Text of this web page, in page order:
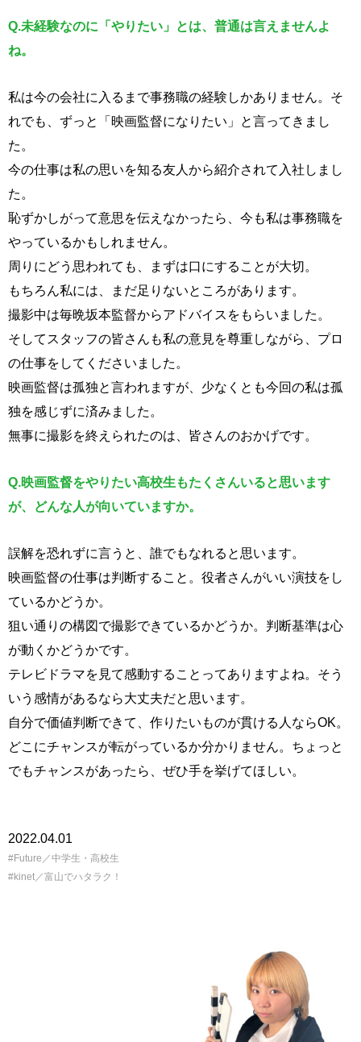
Q.未経験なのに「やりたい」とは、普通は言えませんよ
ね。
私は今の会社に入るまで事務職の経験しかありません。そ
れでも、ずっと「映画監督になりたい」と言ってきまし
た。
今の仕事は私の思いを知る友人から紹介されて入社しまし
た。
恥ずかしがって意思を伝えなかったら、今も私は事務職を
やっているかもしれません。
周りにどう思われても、まずは口にすることが大切。
もちろん私には、まだ足りないところがあります。
撮影中は毎晩坂本監督からアドバイスをもらいました。
そしてスタッフの皆さんも私の意見を尊重しながら、プロ
の仕事をしてくださいました。
映画監督は孤独と言われますが、少なくとも今回の私は孤
独を感じずに済みました。
無事に撮影を終えられたのは、皆さんのおかげです。
Q.映画監督をやりたい高校生もたくさんいると思います
が、
どんな人が向いていますか。
誤解を恐れずに言うと、誰でもなれると思います。
映画監督の仕事は判断すること。役者さんがいい演技をし
ているかどうか。
狙い通りの構図で撮影できているかどうか。判断基準は心
が動くかどうかです。
テレビドラマを見て感動することってありますよね。そう
いう感情があるなら大丈夫だと思います。
自分で価値判断できて、作りたいものが貫ける人ならOK。
どこにチャンスが転がっているか分かりません。ちょっと
でもチャンスがあったら、ぜひ手を挙げてほしい。
2022.04.01
Future／中学生・高校生
kinet／富山でハタラク！